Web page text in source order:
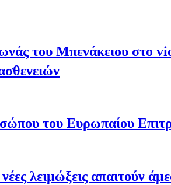
του Μπενάκειου στο
του Ευρωπαίου
λειμώξεις απαιτούν